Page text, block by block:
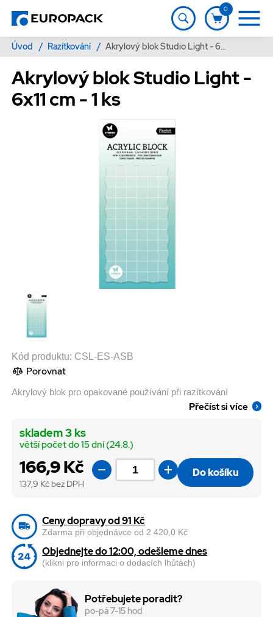
0
Úvod / Razítkování / Akrylový blok Studio Light - 6x11 cm - 1 ks
Akrylový blok Studio Light -
6x11 cm - 1 ks
Kód produktu: CSL-ES-ASB
Porovnat
Akrylový blok pro opakované používání při razítkování
Přečíst si více
166,9 Kč
137,9 Kč bez DPH
skladem 3 ks
větší počet do 15 dní (24.8.)
Do košíku
Ceny dopravy od 91 Kč
Zdarma při objednávce od 2 420,0 Kč
Objednejte do 12:00, odešleme dnes
(klikni pro informaci o dodacích lhůtách)
Potřebujete poradit?
po-pá 7-15 hod